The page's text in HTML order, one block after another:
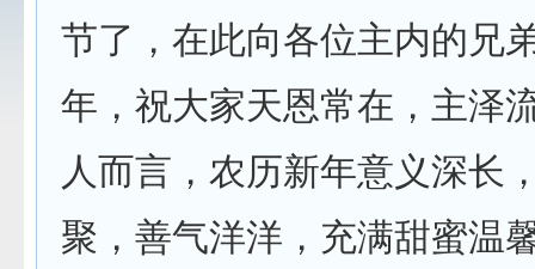
节了，在此向各位主内的兄
年，祝大家天恩常在，主泽
人而言，农历新年意义深长
聚，善气洋洋，充满甜蜜温